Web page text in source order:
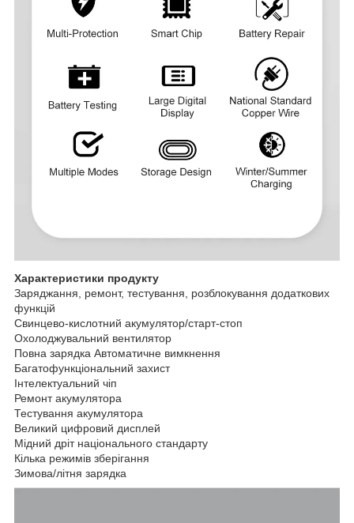
Характеристики продукту
Заряджання, ремонт, тестування, розблокування додаткових
функцій
Свинцево-кислотний акумулятор/старт-стоп
Охолоджувальний вентилятор
Повна зарядка Автоматичне вимкнення
Багатофункціональний захист
Інтелектуальний чіп
Ремонт акумулятора
Тестування акумулятора
Великий цифровий дисплей
Мідний дріт національного стандарту
Кілька режимів зберігання
Зимова/літня зарядка